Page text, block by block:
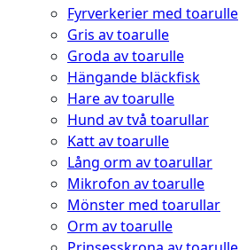
Fyrverkerier med toarulle
Gris av toarulle
Groda av toarulle
Hängande bläckfisk
Hare av toarulle
Hund av två toarullar
Katt av toarulle
Lång orm av toarullar
Mikrofon av toarulle
Mönster med toarullar
Orm av toarulle